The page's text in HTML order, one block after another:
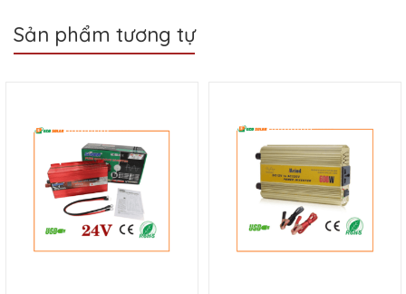
Sản phẩm tương tự